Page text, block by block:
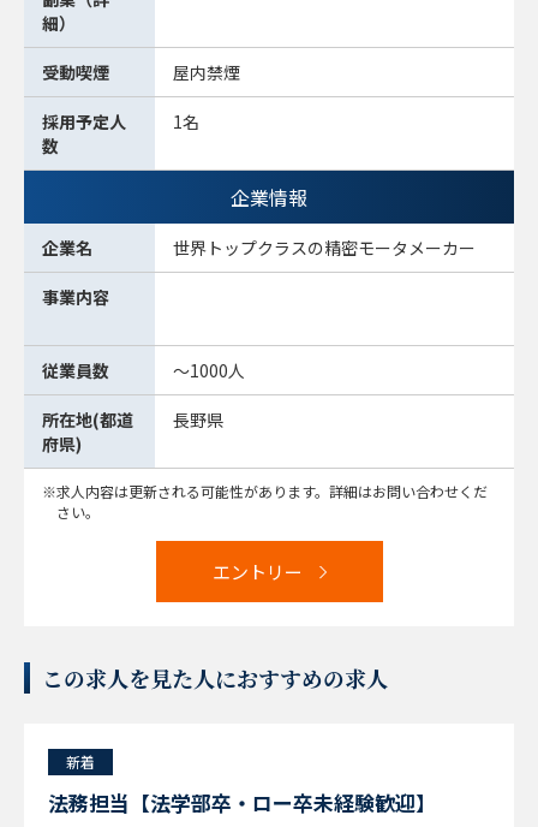
細）
受動喫煙 屋内禁煙
採用予定人
数
1名
企業情報
企業名 世界トップクラスの精密モータメーカー
事業内容
従業員数 ～1000人
所在地(都道
府県)
長野県
求人内容は更新される可能性があります。詳細はお問い合わせくだ
さい。
エントリー
この求人を見た人におすすめの求人
新着
法務担当【法学部卒・ロー卒未経験歓迎】